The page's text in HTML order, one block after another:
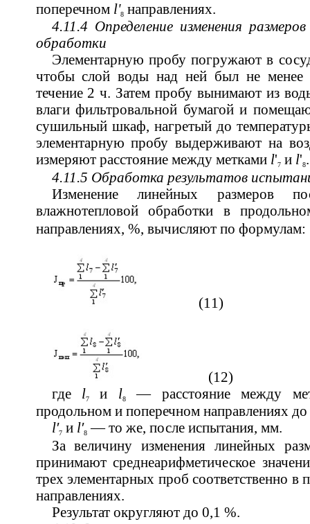
поперечном l'8направлениях.
4.11.4 Определение изменения
обработки
Элементарную пробу погружают в
чтобы слой воды над ней был не
течение 2 ч. Затем пробу вынимают из
влаги фильтровальной бумагой и
сушильный шкаф, нагретый до
элементарную пробу выдерживают на
измеряют расстояние между метками l'7и l'8.
4.11.5 Обработка результатов
Изменение линейных размеров
влажнотепловой обработки в
направлениях, %, вычисляют по формулам:
(11)
(12)
где l7и l8— расстояние между
продольном и поперечном направлениях
l′7и l′8— то же, после испытания, мм.
За величину изменения линейных
принимают среднеарифметическое
трех элементарных проб соответственно
направлениях.
Результат округляют до 0,1 %.